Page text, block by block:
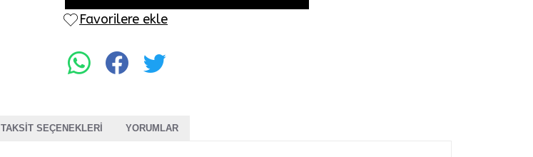
Favorilere ekle
TAKSIT SEÇENEKLERI YORUMLAR